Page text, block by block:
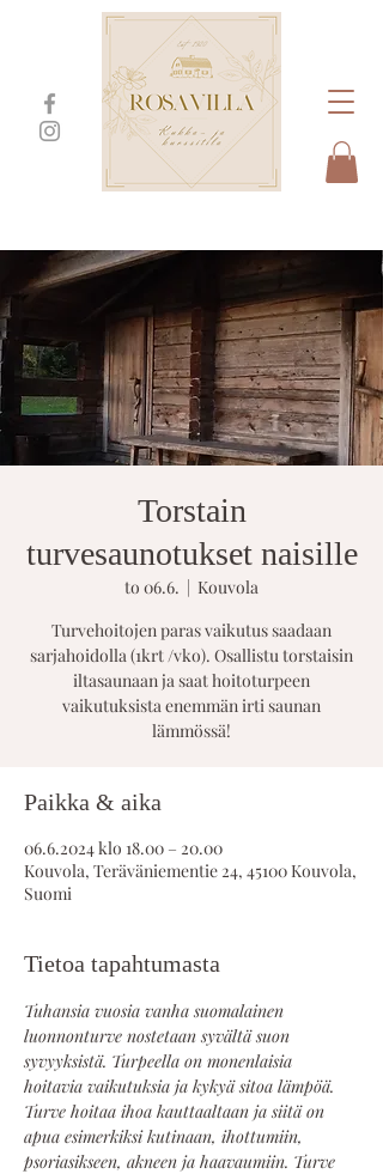
Torstain
turvesaunotukset naisille
to 06.6.
  |
Kouvola
Turvehoitojen paras vaikutus saadaan
sarjahoidolla (1krt /vko). Osallistu torstaisin
iltasaunaan ja saat hoitoturpeen
vaikutuksista enemmän irti saunan
lämmössä!
Paikka & aika
06.6.2024 klo 18.00 – 20.00
Kouvola, Teräväniementie 24, 45100 Kouvola,
Suomi
Tietoa tapahtumasta
Tuhansia vuosia vanha suomalainen
luonnonturve nostetaan syvältä suon
syvyyksistä. Turpeella on monenlaisia
hoitavia vaikutuksia ja kykyä sitoa lämpöä.
Turve hoitaa ihoa kauttaaltaan ja siitä on
apua esimerkiksi kutinaan, ihottumiin,
psoriasikseen, akneen ja haavaumiin. Turve